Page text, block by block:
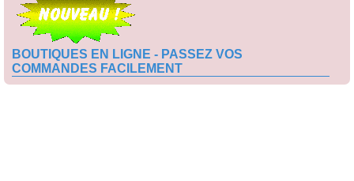
BOUTIQUES EN LIGNE - PASSEZ VOS
COMMANDES FACILEMENT